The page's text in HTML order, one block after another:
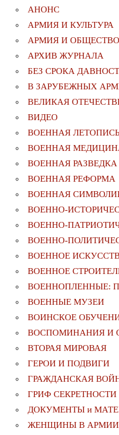
АНОНС
АРМИЯ И КУЛЬТУРА
АРМИЯ И ОБЩЕСТВО
АРХИВ ЖУРНАЛА
БЕЗ СРОКА
В ЗАРУБЕЖНЫХ
ВЕЛИКАЯ
ВИДЕО
ВОЕННАЯ
ВОЕННАЯ
ВОЕННАЯ РАЗВЕДКА
ВОЕННАЯ РЕФОРМА
ВОЕННАЯ
ВОЕННО-
ВОЕННО-
ВОЕННО-
ВОЕННОЕ
ВОЕННОЕ
ВОЕННОПЛЕННЫЕ:
ВОЕННЫЕ МУЗЕИ
ВОИНСКОЕ
ВОСПОМИНАНИЯ И
ВТОРАЯ МИРОВАЯ
ГЕРОИ И ПОДВИГИ
ГРАЖДАНСКАЯ
ГРИФ СЕКРЕТНОСТИ
ДОКУМЕНТЫ и
ЖЕНЩИНЫ В АРМИИ